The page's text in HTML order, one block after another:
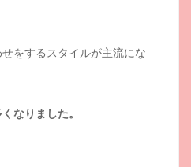
をするスタイルが主流にな
なりました。